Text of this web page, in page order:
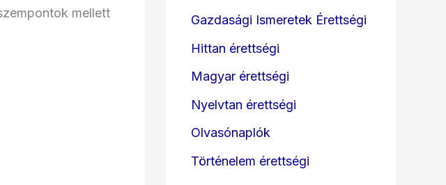
mellett
Gazdasági Ismeretek Érettségi
Hittan érettségi
Magyar érettségi
Nyelvtan érettségi
Olvasónaplók
Történelem érettségi